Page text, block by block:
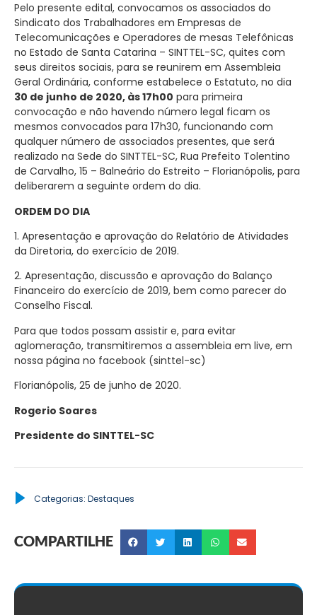
Pelo presente edital, convocamos os associados do
Sindicato dos Trabalhadores em Empresas de
Telecomunicações e Operadores de mesas Telefônicas
no Estado de Santa Catarina – SINTTEL-SC, quites com
seus direitos sociais, para se reunirem em Assembleia
Geral Ordinária, conforme estabelece o Estatuto, no dia
30 de junho de 2020, às 17h00 para primeira
convocação e não havendo número legal ficam os
mesmos convocados para 17h30, funcionando com
qualquer número de associados presentes, que será
realizado na Sede do SINTTEL-SC, Rua Prefeito Tolentino
de Carvalho, 15 – Balneário do Estreito – Florianópolis, para
deliberarem a seguinte ordem do dia.
ORDEM DO DIA
1. Apresentação e aprovação do Relatório de Atividades
da Diretoria, do exercício de 2019.
2. Apresentação, discussão e aprovação do Balanço
Financeiro do exercício de 2019, bem como parecer do
Conselho Fiscal.
Para que todos possam assistir e, para evitar
aglomeração, transmitiremos a assembleia em live, em
nossa página no facebook (sinttel-sc)
Florianópolis, 25 de junho de 2020.
Rogerio Soares
Presidente do SINTTEL-SC
Categorias: Destaques
COMPARTILHE